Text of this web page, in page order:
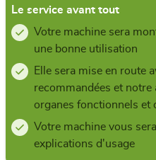
Le service avant tout
Votre machine sera
une bonne utilisation
Elle sera mise en route
recommandées et notre
organes fonctionnels et
Votre machine vous
explications d'usage